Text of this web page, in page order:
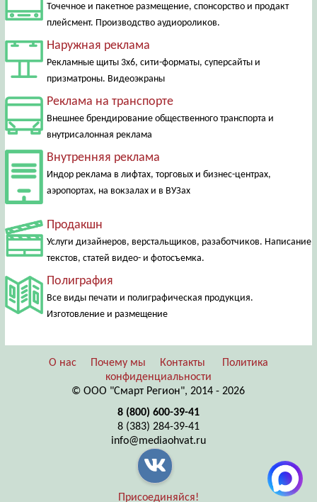
Точечное и пакетное размещение, спонсорство и продакт
плейсмент. Производство аудиороликов.
Наружная реклама
Рекламные щиты 3х6, сити-форматы, суперсайты и
призматроны. Видеоэкраны
Реклама на транспорте
Внешнее брендирование общественного транспорта и
внутрисалонная реклама
Внутренняя реклама
Индор реклама в лифтах, торговых и бизнес-центрах,
аэропортах, на вокзалах и в ВУЗах
Продакшн
Услуги дизайнеров, верстальщиков, разаботчиков. Написание
текстов, статей видео- и фотосъемка.
Полиграфия
Все виды печати и полиграфическая продукция.
Изготовление и размещение
О нас Почему мы Контакты
Политика
конфиденциальности
© ООО "Смарт Регион", 2014 - 2026
8 (800) 600-39-41
8 (383) 284-39-41
info@mediaohvat.ru
Присоединяйся!